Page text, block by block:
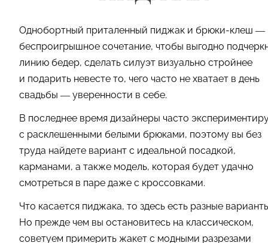
Однобортный приталенный пиджак и брюки-клеш —
беспроигрышное сочетание, чтобы выгодно
линию бедер, сделать силуэт визуально стройнее
и подарить невесте то, чего часто не хватает в день
свадьбы — уверенности в себе.
В последнее время дизайнеры часто
с расклешенными белыми брюками, поэтому вы без
труда найдете вариант с идеальной посадкой,
карманами, а также модель, которая будет удачно
смотреться в паре даже с кроссовками.
Что касается пиджака, то здесь есть разные
Но прежде чем вы остановитесь на классическом,
советуем примерить жакет с модными разрезами